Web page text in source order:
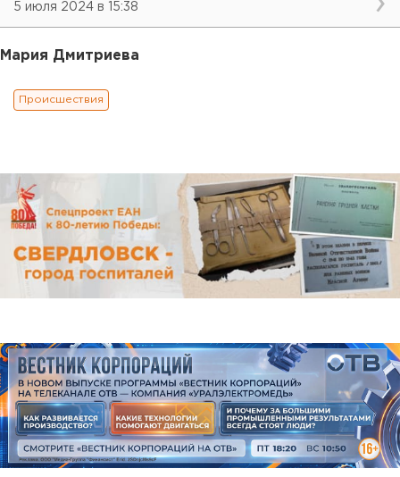
5 июля 2024 в 15:38
Мария Дмитриева
Происшествия